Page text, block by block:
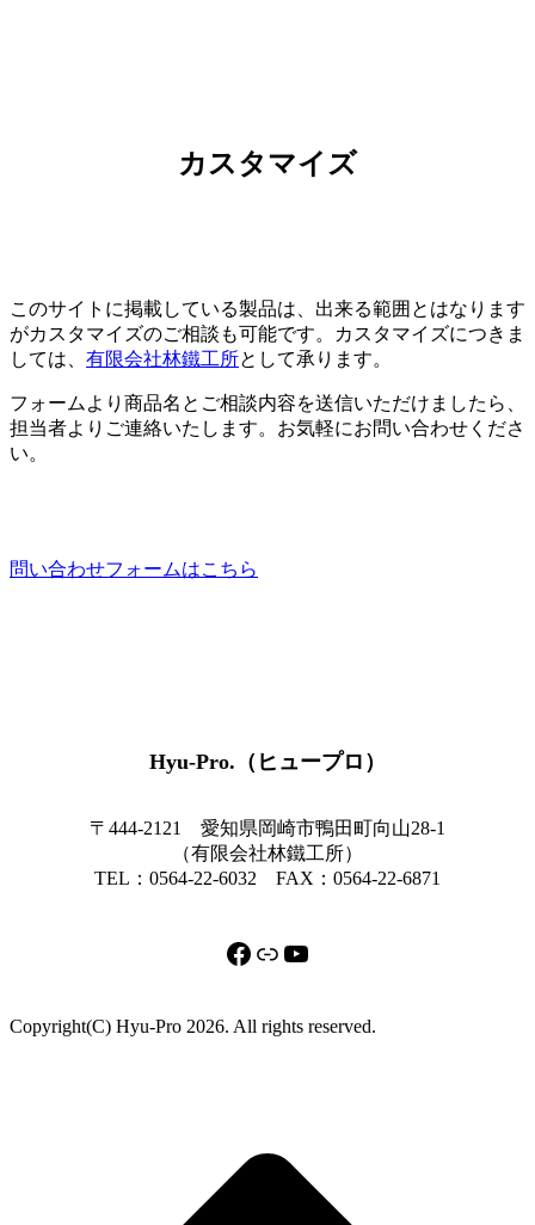
カスタマイズ
このサイトに掲載している製品は、出来る範囲とはなります
がカスタマイズのご相談も可能です。カスタマイズにつきま
しては、 有限会社林鐵工所として承ります。
フォームより商品名とご相談内容を送信いただけましたら、
担当者よりご連絡いたします。お気軽にお問い合わせくださ
い。
問い合わせフォームはこちら
Hyu-Pro.（ヒュープロ）
〒444-2121 愛知県岡崎市鴨田町向山28-1
（有限会社林鐵工所）
TEL：0564-22-6032 FAX：0564-22-6871
Facebook
リンクYouTube
Copyright(C) Hyu-Pro 2026. All rights reserved.